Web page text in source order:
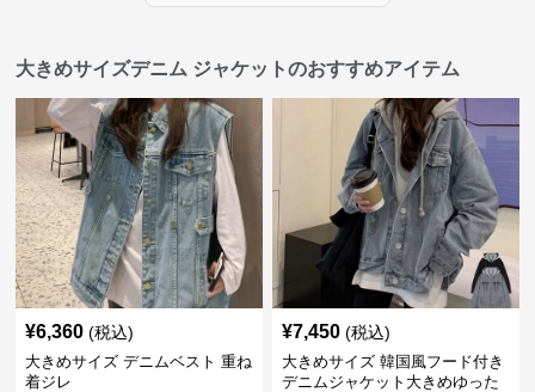
大きめサイズデニム ジャケットのおすすめアイテム
¥6,360 (税込)
大きめサイズ デニムベスト 重ね
着ジレ
¥7,450 (税込)
大きめサイズ 韓国風フード付き
デニムジャケット大きめゆった